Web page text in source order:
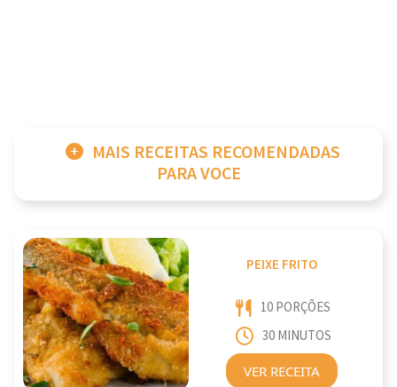
MAIS RECEITAS RECOMENDADAS
PARA VOCE
PEIXE FRITO
10 PORÇÕES
30 MINUTOS
VER RECEITA